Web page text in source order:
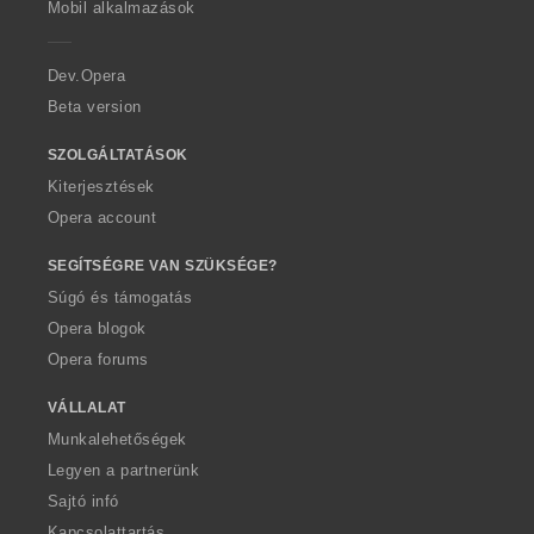
a
Mobil alkalmazások
Dev.Opera
Beta version
SZOLGÁLTATÁSOK
Kiterjesztések
Opera account
SEGÍTSÉGRE VAN SZÜKSÉGE?
Súgó és támogatás
Opera blogok
Opera forums
VÁLLALAT
Munkalehetőségek
Legyen a partnerünk
Sajtó infó